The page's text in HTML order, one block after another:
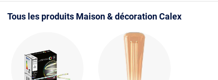
Tous les produits Maison & décoration Calex